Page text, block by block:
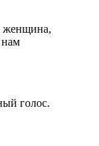
женщина,
нам
голос.